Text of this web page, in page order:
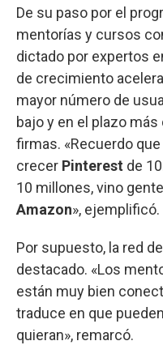
De su paso por el
mentorías y cursos
dictado por expertos
de crecimiento
mayor número de
bajo y en el plazo
firmas. «Recuerdo
crecer Pinterest de
10 millones, vino
Amazon», ejemplificó.
Por supuesto, la red
destacado. «Los
están muy bien
traduce en que
quieran», remarcó.